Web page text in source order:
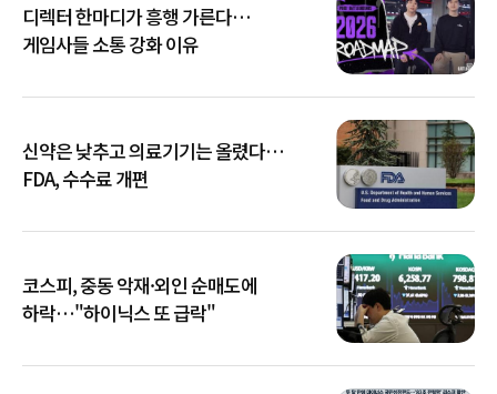
디렉터 한마디가 흥행 가른다…
게임사들 소통 강화 이유
신약은 낮추고 의료기기는 올렸다…
FDA, 수수료 개편
코스피, 중동 악재·외인 순매도에
하락…"하이닉스 또 급락"